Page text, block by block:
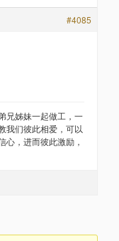
#4085
兄姊妹一起做工，一
我们彼此相爱，可以
心，进而彼此激励，